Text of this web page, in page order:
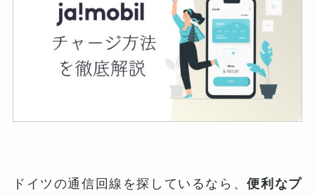
ドイツの通信回線を探しているなら、便利なプ